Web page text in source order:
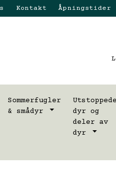
Kontakt Åpningstider
Sommerfugler
& smådyr
Utstoppede
dyr og
deler av
dyr